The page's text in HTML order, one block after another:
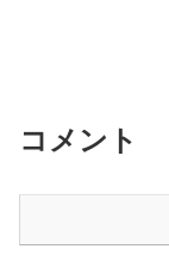
コメント